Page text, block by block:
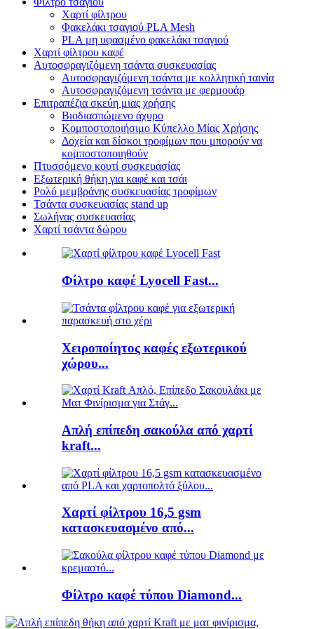
Χαρτί φίλτρου
Φακελάκι τσαγιού PLA Mesh
PLA μη υφασμένο φακελάκι τσαγιού
Χαρτί φίλτρου καφέ
Αυτοσφραγιζόμενη τσάντα συσκευασίας
Αυτοσφραγιζόμενη τσάντα με κολλητική ταινία
Αυτοσφραγιζόμενη τσάντα με φερμουάρ
Επιτραπέζια σκεύη μιας χρήσης
Βιοδιασπώμενο άχυρο
Κομποστοποιήσιμο Κύπελλο Μίας Χρήσης
Δοχεία και δίσκοι τροφίμων που μπορούν να
κομποστοποιηθούν
Πτυσσόμενο κουτί συσκευασίας
Εξωτερική θήκη για καφέ και τσάι
Ρολό μεμβράνης συσκευασίας τροφίμων
Τσάντα συσκευασίας stand up
Σωλήνας συσκευασίας
Χαρτί τσάντα δώρου
Φίλτρο καφέ Lyocell Fast...
Χειροποίητος καφές εξωτερικού
χώρου...
Απλή επίπεδη σακούλα από χαρτί
kraft...
Χαρτί φίλτρου 16,5 gsm
κατασκευασμένο από...
Φίλτρο καφέ τύπου Diamond...